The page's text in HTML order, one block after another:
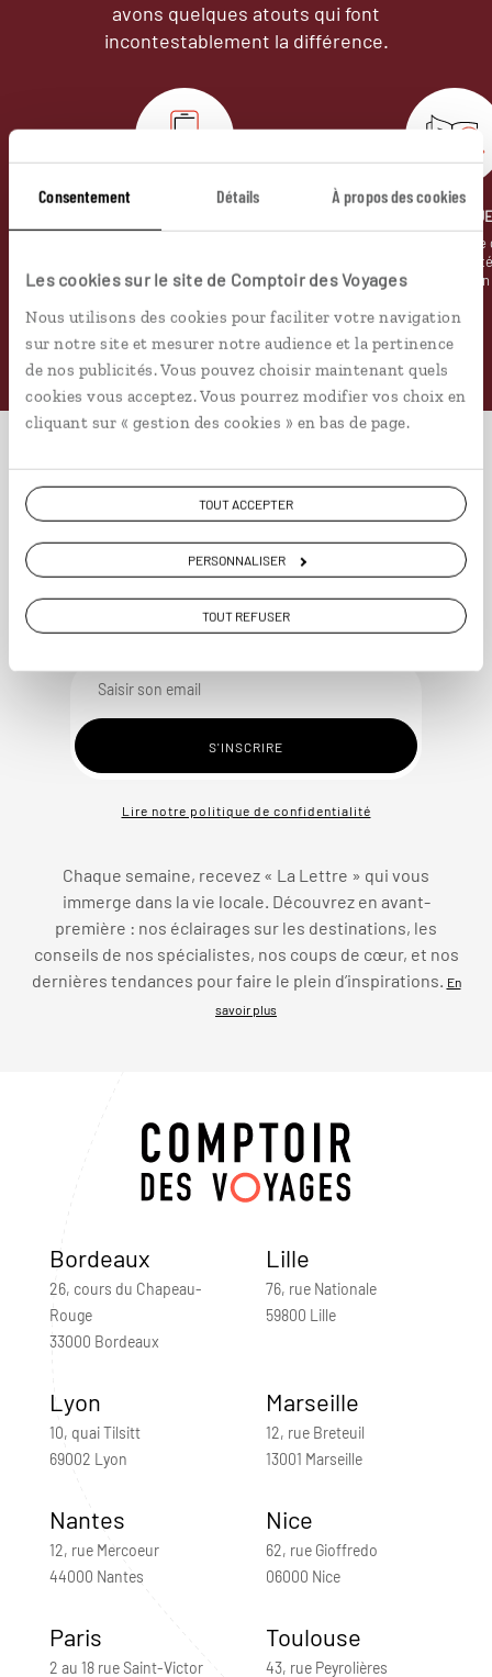
Consentement Détails À propos des cookies
Les cookies sur le site de Comptoir des Voyages
Nous utilisons des cookies pour faciliter votre navigation
sur notre site et mesurer notre audience et la pertinence
de nos publicités. Vous pouvez choisir maintenant quels
cookies vous acceptez. Vous pourrez modifier vos choix en
cliquant sur « gestion des cookies » en bas de page.
TOUT ACCEPTER
PERSONNALISER
TOUT REFUSER
avons quelques atouts qui font
incontestablement la différence.
interactive
LE
La revue de
informe de
destination
Abonnez-vous à notre
newsletter
Lire notre politique de confidentialité
Chaque semaine, recevez « La Lettre » qui vous
immerge dans la vie locale. Découvrez en avant-
première : nos éclairages sur les destinations, les
conseils de nos spécialistes, nos coups de cœur, et nos
dernières tendances pour faire le plein d’inspirations. En
savoir plus
Bordeaux
26, cours du Chapeau-
Rouge
33000 Bordeaux
Lille
76, rue Nationale
59800 Lille
Lyon
10, quai Tilsitt
69002 Lyon
Marseille
12, rue Breteuil
13001 Marseille
Nantes
12, rue Mercoeur
44000 Nantes
Nice
62, rue Gioffredo
06000 Nice
Paris
2 au 18 rue Saint-Victor
Toulouse
43, rue Peyrolières